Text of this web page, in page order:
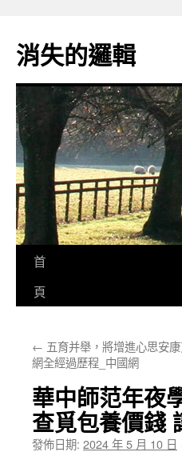
主
要
消失的邏輯
首
頁
← 五育并舉，將增進心思安
網全經過歷程_中國網
華中師范年夜
查覓包養價錢
發佈日期: 2024 年 5 月 10 日